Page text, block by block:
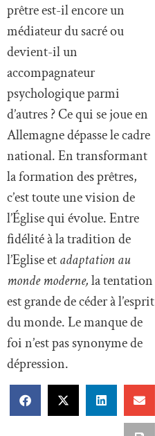
prêtre est-il encore un
médiateur du sacré ou
devient-il un
accompagnateur
psychologique parmi
d’autres ? Ce qui se joue en
Allemagne dépasse le cadre
national. En transformant
la formation des prêtres,
c’est toute une vision de
l’Église qui évolue. Entre
fidélité à la tradition de
l’Eglise etadaptation au
monde moderne,la tentation
est grande de céder à l’esprit
du monde. Le manque de
foi n’est pas synonyme de
dépression.